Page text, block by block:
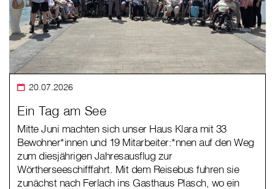
20.07.2026
Ein Tag am See
Mitte Juni machten sich unser Haus Klara mit 33
Bewohner*innen und 19 Mitarbeiter:*nnen auf den Weg
zum diesjährigen Jahresausflug zur
Wörtherseeschifffahrt. Mit dem Reisebus fuhren sie
zunächst nach Ferlach ins Gasthaus Plasch, wo ein